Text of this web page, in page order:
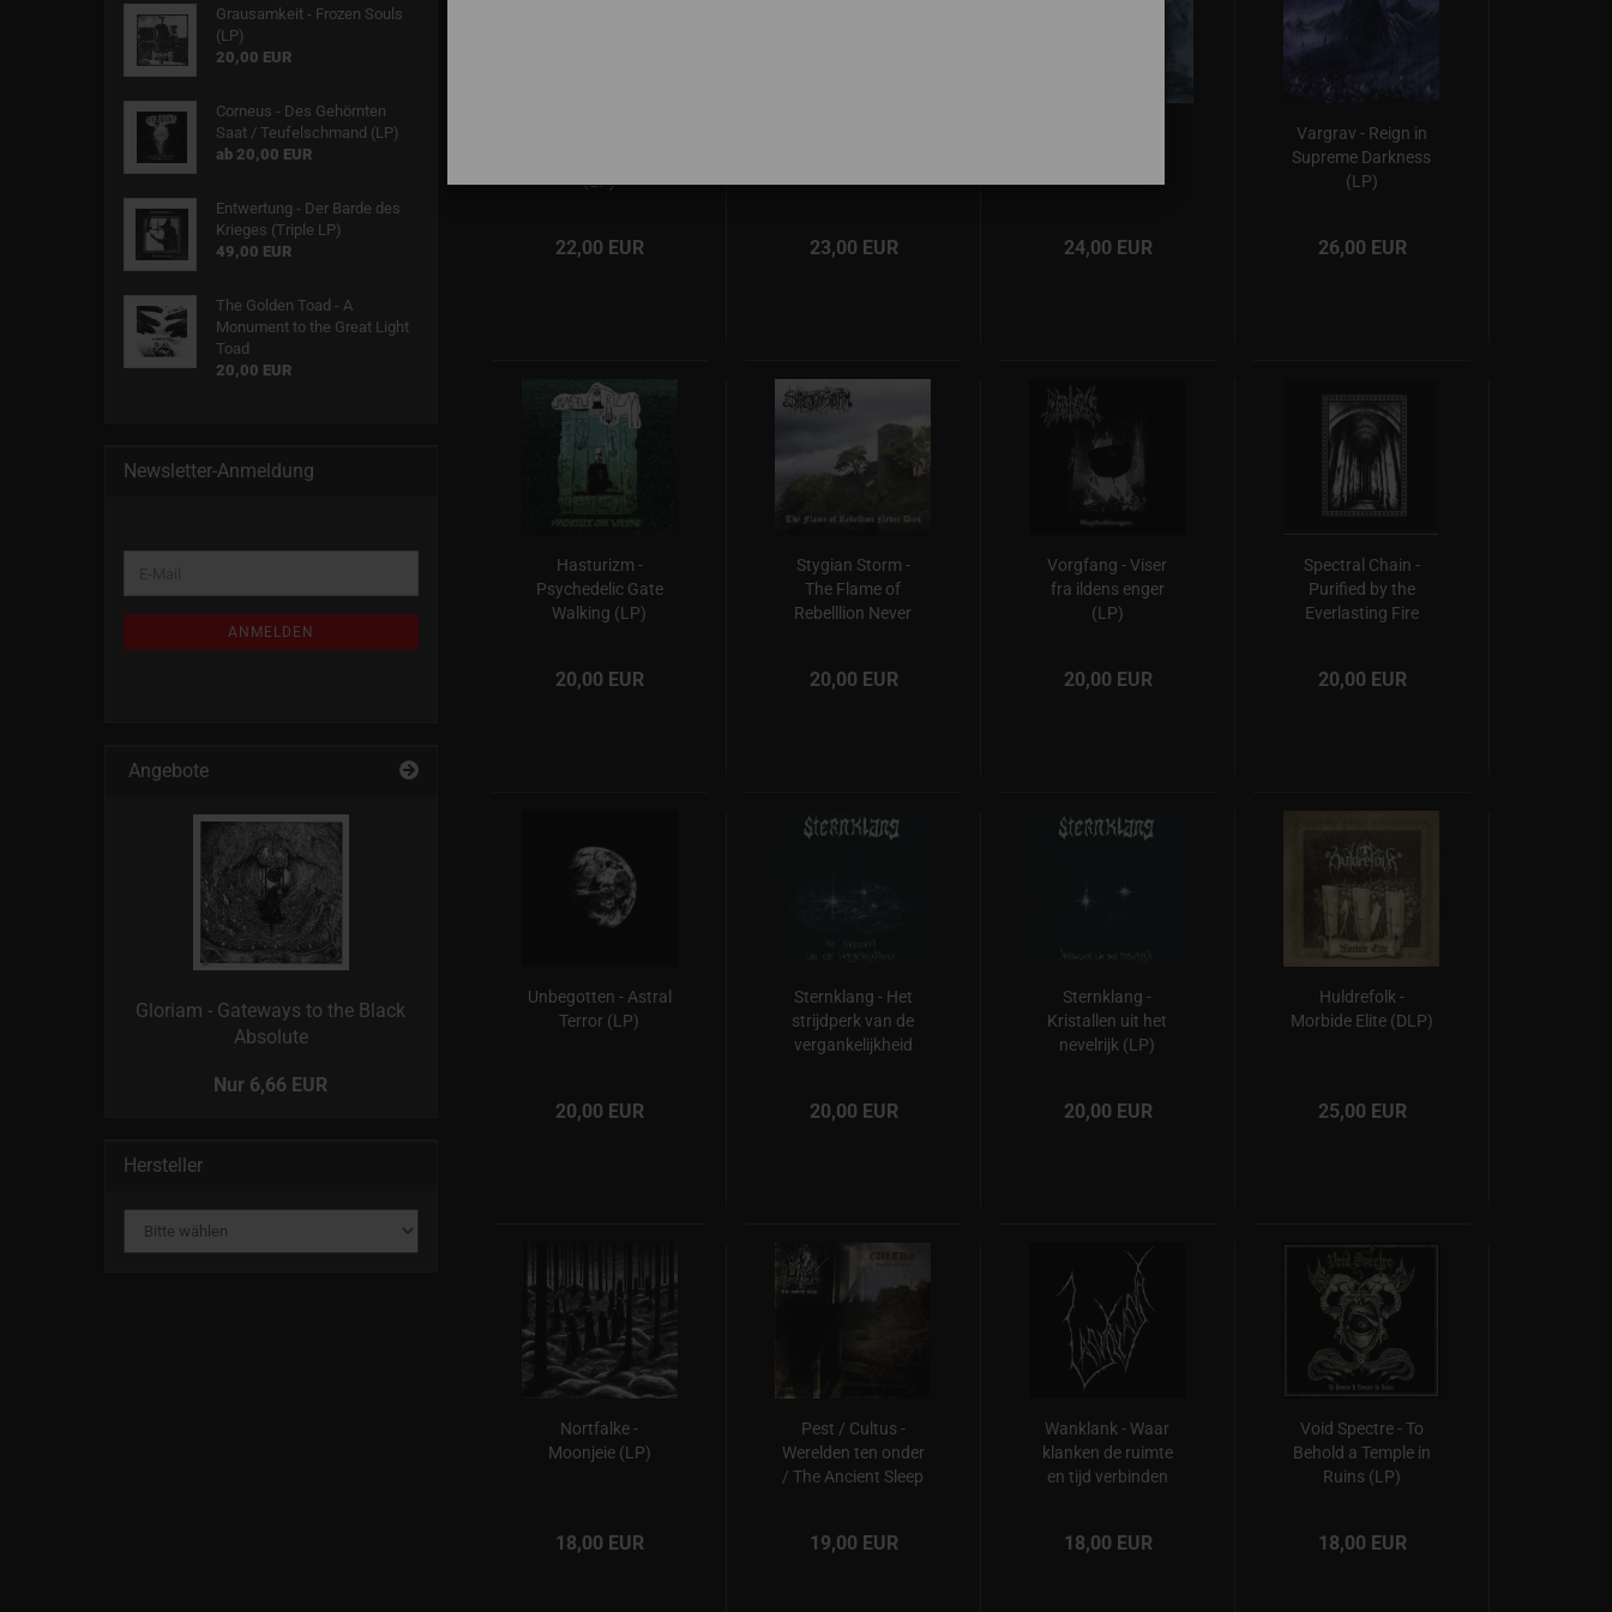
(LP)
22,00 EUR 23,00 EUR 24,00 EUR
Vargrav - Reign in
Supreme Darkness
(LP)
26,00 EUR
Hasturizm -
Psychedelic Gate
Walking (LP)
20,00 EUR
Stygian Storm -
The Flame of
Rebelllion Never
20,00 EUR
Vorgfang - Viser
fra ildens enger
(LP)
20,00 EUR
Spectral Chain -
Purified by the
Everlasting Fire
20,00 EUR
Unbegotten - Astral
Terror (LP)
20,00 EUR
Sternklang - Het
strijdperk van de
vergankelijkheid
20,00 EUR
Sternklang -
Kristallen uit het
nevelrijk (LP)
20,00 EUR
Huldrefolk -
Morbide Elite (DLP)
25,00 EUR
Nortfalke -
Moonjeie (LP)
18,00 EUR
Pest / Cultus -
Werelden ten onder
/ The Ancient Sleep
19,00 EUR
Wanklank - Waar
klanken de ruimte
en tijd verbinden
18,00 EUR
Void Spectre - To
Behold a Temple in
Ruins (LP)
18,00 EUR
Grausamkeit - Frozen Souls
(LP)
20,00 EUR
Corneus - Des Gehörnten
Saat / Teufelschmand (LP)
ab 20,00 EUR
Entwertung - Der Barde des
Krieges (Triple LP)
49,00 EUR
The Golden Toad - A
Monument to the Great Light
Toad
20,00 EUR
Newsletter-Anmeldung
Mail
ANMELDEN
Angebote
Gloriam - Gateways to the Black
Absolute
Nur 6,66 EUR
Hersteller